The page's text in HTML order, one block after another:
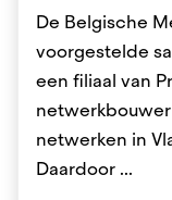
De Belgische
voorgestelde
een filiaal van
netwerken in
Daardoor ...